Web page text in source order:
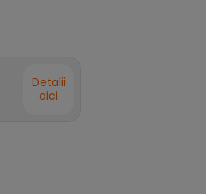
Detalii
aici